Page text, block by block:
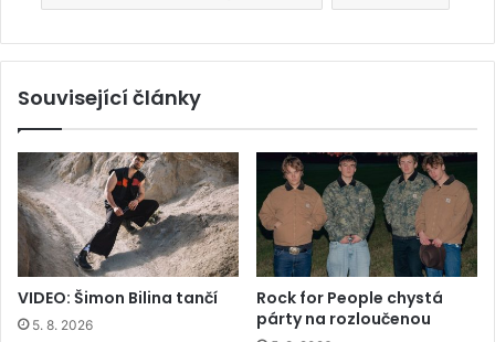
Související články
VIDEO: Šimon Bilina tančí
5. 8. 2026
Rock for People chystá
párty na rozloučenou